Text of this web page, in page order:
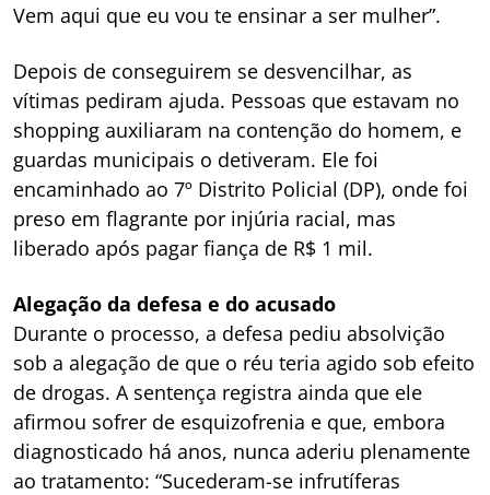
Vem aqui que eu vou te ensinar a ser mulher”.
Depois de conseguirem se desvencilhar, as
vítimas pediram ajuda. Pessoas que estavam no
shopping auxiliaram na contenção do homem, e
guardas municipais o detiveram. Ele foi
encaminhado ao 7º Distrito Policial (DP), onde foi
preso em flagrante por injúria racial, mas
liberado após pagar fiança de R$ 1 mil.
Alegação da defesa e do acusado
Durante o processo, a defesa pediu absolvição
sob a alegação de que o réu teria agido sob efeito
de drogas. A sentença registra ainda que ele
afirmou sofrer de esquizofrenia e que, embora
diagnosticado há anos, nunca aderiu plenamente
ao tratamento: “Sucederam-se infrutíferas